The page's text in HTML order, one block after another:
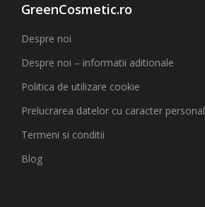
GreenCosmetic.ro
Despre noi
Despre noi – informatii aditionale
Politica de utilizare cookie
Prelucrarea datelor cu caracter personal
Termeni si conditii
Blog